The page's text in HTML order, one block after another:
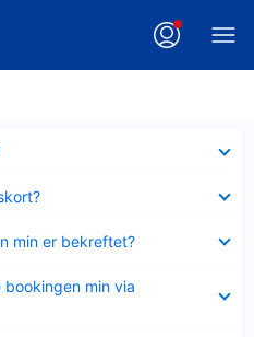
min er bekreftet?
bookingen min via